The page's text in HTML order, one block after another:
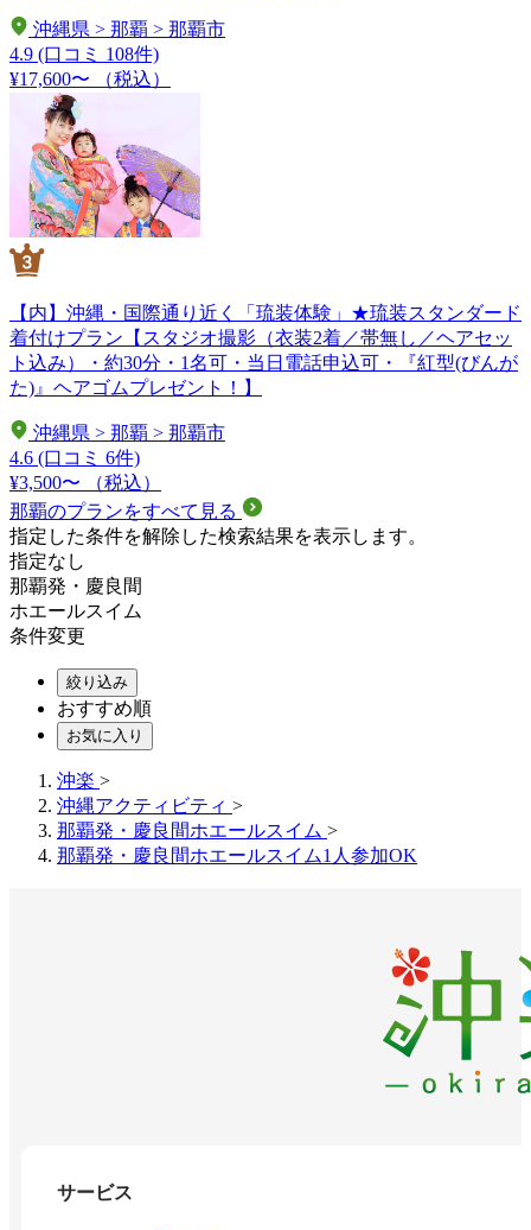
沖縄県 > 那覇 > 那覇市
4.9 (口コミ 108件)
¥17,600〜
（税込）
【内】沖縄・国際通り近く「琉装体験」★琉装スタンダード
着付けプラン【スタジオ撮影（衣装2着／帯無し／ヘアセッ
ト込み）・約30分・1名可・当日電話申込可・『紅型(びんが
た)』ヘアゴムプレゼント！】
沖縄県 > 那覇 > 那覇市
4.6 (口コミ 6件)
¥3,500〜
（税込）
那覇のプランをすべて見る
指定した条件を解除した検索結果を表示します。
指定なし
那覇発・慶良間
ホエールスイム
条件変更
絞り込み
おすすめ順
お気に入り
沖楽 >
沖縄アクティビティ >
那覇発・慶良間ホエールスイム >
那覇発・慶良間ホエールスイム1人参加OK
サービス